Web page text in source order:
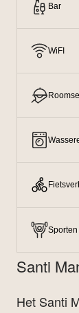
Santi
Het Santi
Bar
WiFI
Sporten